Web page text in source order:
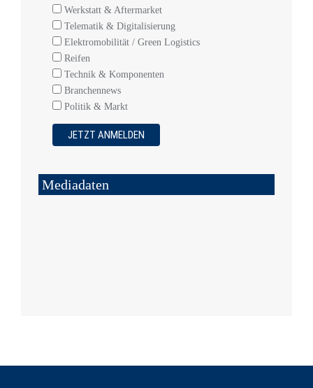
Werkstatt & Aftermarket
Telematik & Digitalisierung
Elektromobilität / Green Logistics
Reifen
Technik & Komponenten
Branchennews
Politik & Markt
Mediadaten